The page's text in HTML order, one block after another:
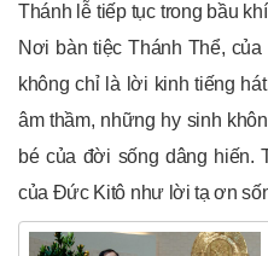
Thánh lễ tiếp tục trong bầu
Nơi bàn tiệc Thánh Thể,
không chỉ là lời kinh tiếng
âm thầm, những hy sinh
bé của đời sống dâng
của Đức Kitô như lời tạ ơn